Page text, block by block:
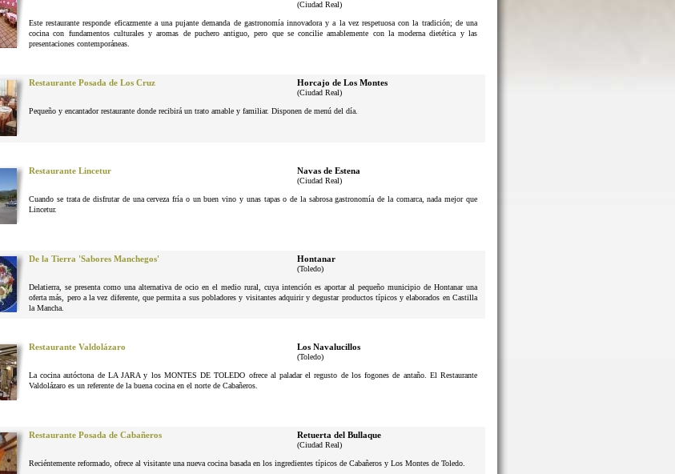
(Ciudad Real)
Este restaurante responde eficazmente a una pujante demanda de gastronomía innovadora y a la vez respetuosa con la tradición; de una
cocina con fundamentos culturales y aromas de puchero antiguo, pero que se concilie amablemente con la moderna dietética y las
presentaciones contemporáneas.
Restaurante Posada de Los Cruz Horcajo de Los Montes
(Ciudad Real)
Pequeño y encantador restaurante donde recibirá un trato amable y familiar. Disponen de menú del día.
Restaurante Lincetur Navas de Estena
(Ciudad Real)
Cuando se trata de disfrutar de una cerveza fría o un buen vino y unas tapas o de la sabrosa gastronomía de la comarca, nada mejor que
Lincetur.
De la Tierra 'Sabores Manchegos' Hontanar
(Toledo)
Delatierra, se presenta como una alternativa de ocio en el medio rural, cuya intención es aportar al pequeño municipio de Hontanar una
oferta más, pero a la vez diferente, que permita a sus pobladores y visitantes adquirir y degustar productos típicos y elaborados en Castilla
la Mancha.
Restaurante Valdolázaro Los Navalucillos
(Toledo)
La cocina autóctona de LA JARA y los MONTES DE TOLEDO ofrece al paladar el regusto de los fogones de antaño. El Restaurante
Valdolázaro es un referente de la buena cocina en el norte de Cabañeros.
Restaurante Posada de Cabañeros Retuerta del Bullaque
(Ciudad Real)
Reciéntemente reformado, ofrece al visitante una nueva cocina basada en los ingredientes típicos de Cabañeros y Los Montes de Toledo.